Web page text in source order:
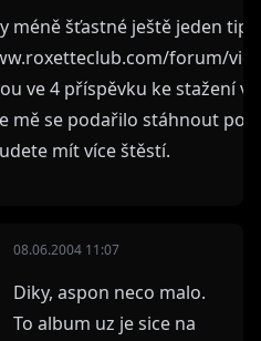
méně šťastné ještě jeden tip.
forum/
ve 4 příspěvku ke stažení
mě se podařilo stáhnout
mít více štěstí.
08.06.2004 11:07
Diky, aspon neco malo.
To album uz je sice na